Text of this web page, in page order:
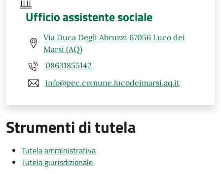
Ufficio assistente sociale
Via Duca Degli Abruzzi 67056 Luco dei
Marsi (AQ)
08631855142
info@pec.comune.lucodeimarsi.aq.it
Strumenti di tutela
Tutela amministrativa
Tutela giurisdizionale